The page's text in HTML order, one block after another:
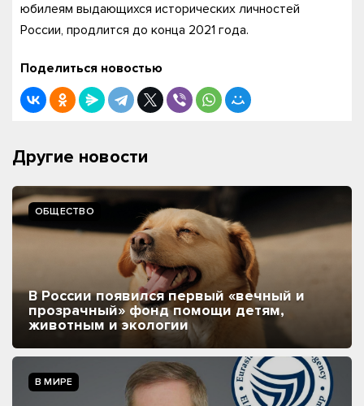
юбилеям выдающихся исторических личностей
России, продлится до конца 2021 года.
Поделиться новостью
Другие новости
ОБЩЕСТВО
В России появился первый «вечный и
прозрачный» фонд помощи детям,
животным и экологии
В МИРЕ